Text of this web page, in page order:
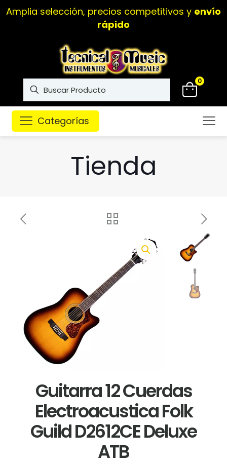
Amplia selección, precios competitivos y envío
rápido
0
Categorías
Tienda
Guitarra 12 Cuerdas
Electroacustica Folk
Guild D2612CE Deluxe
ATB